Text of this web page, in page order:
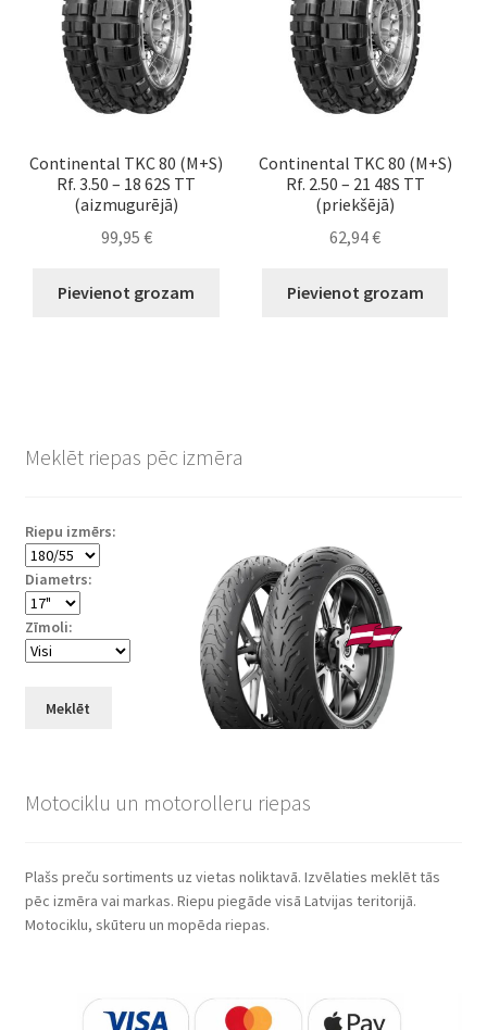
Continental TKC 80 (M+S)
Rf. 3.50 – 18 62S TT
(aizmugurējā)
99,95 €
Pievienot grozam
Continental TKC 80 (M+S)
Rf. 2.50 – 21 48S TT
(priekšējā)
62,94€
Pievienot grozam
Meklēt riepas pēc izmēra
Riepu izmērs:
Diametrs:
Zīmoli:
Meklēt
Motociklu un motorolleru riepas
Plašs preču sortiments uz vietas noliktavā. Izvēlaties meklēt tās
pēc izmēra vai markas. Riepu piegāde visā Latvijas teritorijā.
Motociklu, skūteru un mopēda riepas.